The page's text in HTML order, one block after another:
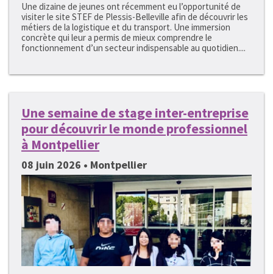
Une dizaine de jeunes ont récemment eu l’opportunité de
visiter le site STEF de Plessis-Belleville afin de découvrir les
métiers de la logistique et du transport. Une immersion
concrète qui leur a permis de mieux comprendre le
fonctionnement d’un secteur indispensable au quotidien....
Une semaine de stage inter-entreprise
pour découvrir le monde professionnel
à Montpellier
08 juin 2026 • Montpellier